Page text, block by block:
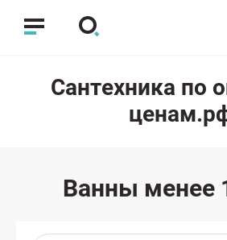
Сантехника по
Ванны менее